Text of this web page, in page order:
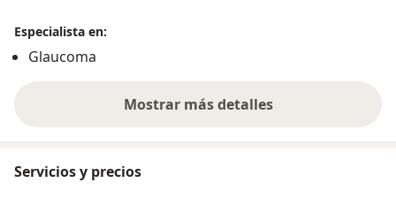
Especialista en:
Glaucoma
Mostrar más detalles
sobre la experiencia
Servicios y precios